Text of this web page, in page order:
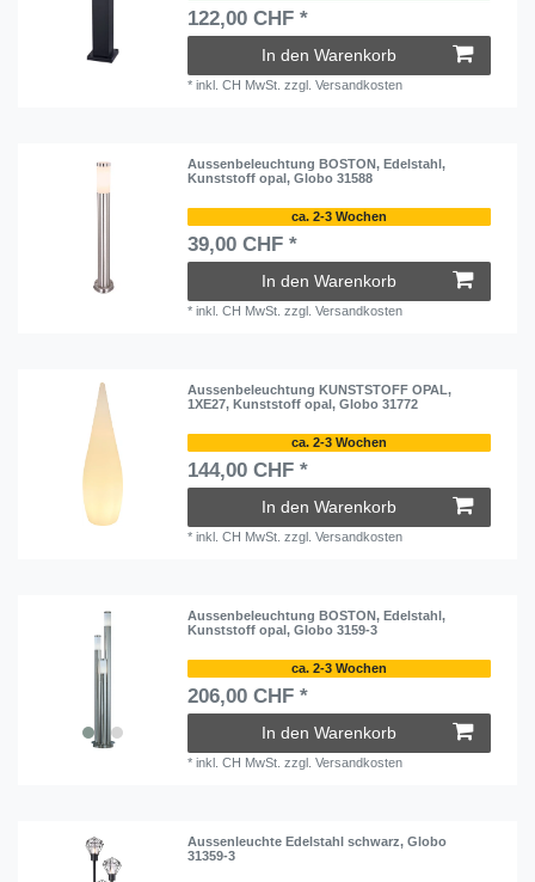
122,00 CHF *
In den Warenkorb
*inkl. CH MwSt. zzgl.Versandkosten
Aussenbeleuchtung BOSTON, Edelstahl,
Kunststoff opal, Globo 31588
ca. 2-3 Wochen
39,00 CHF *
In den Warenkorb
*inkl. CH MwSt. zzgl.Versandkosten
Aussenbeleuchtung KUNSTSTOFF OPAL,
1XE27, Kunststoff opal, Globo 31772
ca. 2-3 Wochen
144,00 CHF *
In den Warenkorb
*inkl. CH MwSt. zzgl.Versandkosten
Aussenbeleuchtung BOSTON, Edelstahl,
Kunststoff opal, Globo 3159-3
ca. 2-3 Wochen
206,00 CHF *
In den Warenkorb
*inkl. CH MwSt. zzgl.Versandkosten
Aussenleuchte Edelstahl schwarz, Globo
31359-3